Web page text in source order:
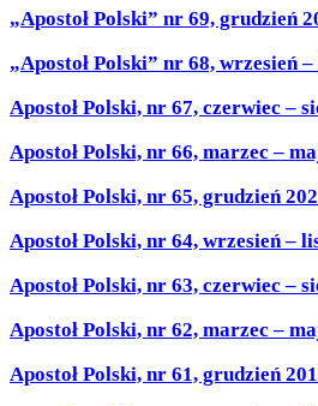
„Apostoł Polski” nr 69, grudzień
„Apostoł Polski” nr 68, wrzesień
Apostoł Polski, nr 67, czerwiec –
Apostoł Polski, nr 66, marzec –
Apostoł Polski, nr 65, grudzień
Apostoł Polski, nr 64, wrzesień –
Apostoł Polski, nr 63, czerwiec –
Apostoł Polski, nr 62, marzec –
Apostoł Polski, nr 61, grudzień